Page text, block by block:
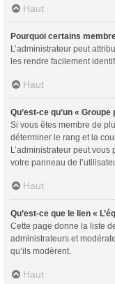
Haut
Pourquoi certains
L’administrateur peut
les rendre facilement
Haut
Qu’est-ce qu’un «
Si vous êtes membre de
déterminer le rang et la
L’administrateur peut
votre panneau de
Haut
Qu’est-ce que le lien «
Cette page donne la liste
administrateurs et
qu’ils modèrent.
Haut